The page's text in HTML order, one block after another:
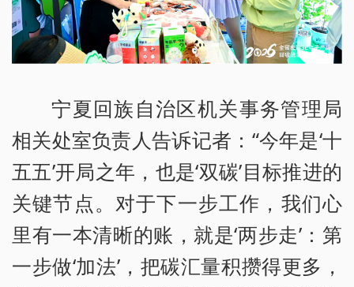
宁夏回族自治区机关事务管理局
相关处室负责人告诉记者：“今年是‘十
五五’开局之年，也是‘双碳’目标推进的
关键节点。对于下一步工作，我们心
里有一本清晰的账，就是‘两步走’：第
一步做‘加法’，把碳汇量积攒得更多，